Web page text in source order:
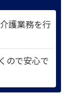
護業務を行
ので安心で